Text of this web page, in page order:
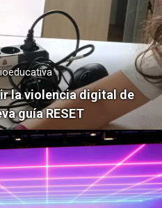
la violencia digital de
guía RESET